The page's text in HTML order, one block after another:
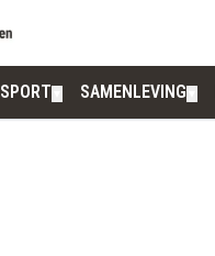
SPORT SAMENLEVING